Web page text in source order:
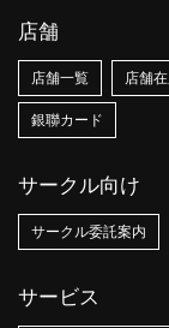
店舗
店舗一覧 店舗
銀聯カード
サークル向け
サークル委託案内
サービス